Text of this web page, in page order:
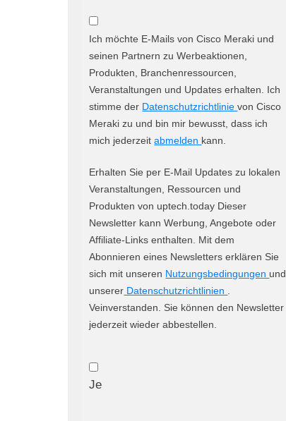
Ich möchte E-Mails von Cisco Meraki und
seinen Partnern zu Werbeaktionen,
Produkten, Branchenressourcen,
Veranstaltungen und Updates erhalten. Ich
stimme der Datenschutzrichtlinievon Cisco
Meraki zu und bin mir bewusst, dass ich
mich jederzeitabmelden kann.
Erhalten Sie per E-Mail Updates zu lokalen
Veranstaltungen, Ressourcen und
Produkten von uptech.today Dieser
Newsletter kann Werbung, Angebote oder
Affiliate-Links enthalten. Mit dem
Abonnieren eines Newsletters erklären Sie
sich mit unseren Nutzungsbedingungen und
unserer Datenschutzrichtlinien .
Veinverstanden. Sie können den Newsletter
jederzeit wieder abbestellen.
Je